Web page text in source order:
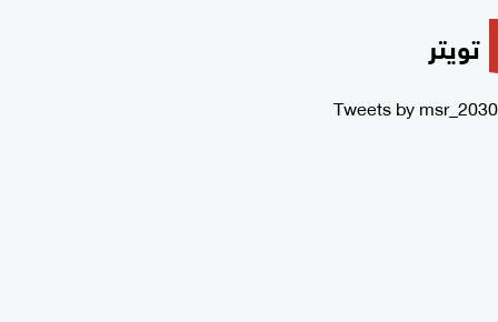
تويتر
Tweets by msr_2030